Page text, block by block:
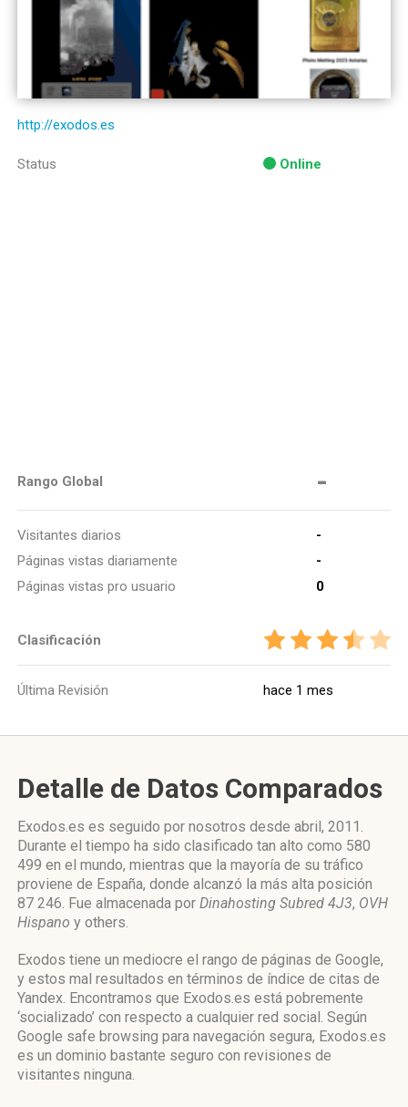
http://exodos.es
Status Online
Rango Global -
Visitantes diarios
-
Páginas vistas diariamente
-
Páginas vistas pro usuario
0
Clasificación
Última Revisión hace 1 mes
Detalle de Datos Comparados
Exodos.es es seguido por nosotros desde abril, 2011.
Durante el tiempo ha sido clasificado tan alto como 580
499 en el mundo, mientras que la mayoría de su tráfico
proviene de España, donde alcanzó la más alta posición
87 246. Fue almacenada por Dinahosting Subred 4J3, OVH
Hispano y others.
Exodos tiene un mediocre el rango de páginas de Google,
y estos mal resultados en términos de índice de citas de
Yandex. Encontramos que Exodos.es está pobremente
‘socializado’ con respecto a cualquier red social. Según
Google safe browsing para navegación segura, Exodos.es
es un dominio bastante seguro con revisiones de
visitantes ninguna.